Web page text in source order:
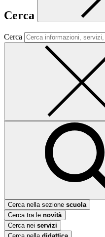
Cerca
Cerca
Cerca nella sezione scuola
Cerca tra le novità
Cerca nei servizi